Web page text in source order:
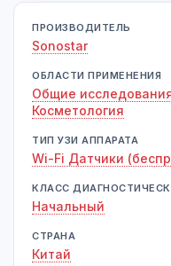
ПРОИЗВОДИТЕЛЬ
Sonostar
ОБЛАСТИ ПРИМЕНЕНИЯ
Общие
Косметология
ТИП УЗИ АППАРАТА
Wi-Fi Датчики
КЛАСС
Начальный
СТРАНА
Китай